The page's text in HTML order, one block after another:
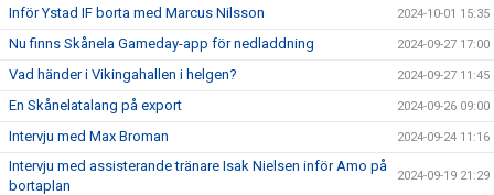
Inför Ystad IF borta med Marcus Nilsson 2024-10-01 15:35
Nu finns Skånela Gameday-app för nedladdning 2024-09-27 17:00
Vad händer i Vikingahallen i helgen? 2024-09-27 11:45
En Skånelatalang på export 2024-09-26 09:00
Intervju med Max Broman 2024-09-24 11:16
Intervju med assisterande tränare Isak Nielsen inför Amo på
bortaplan
2024-09-19 21:29